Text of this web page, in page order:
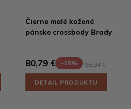
Čierne malé kožené
pánske crossbody Brady
80,79 € -15% 95,04 €
DETAIL PRODUKTU